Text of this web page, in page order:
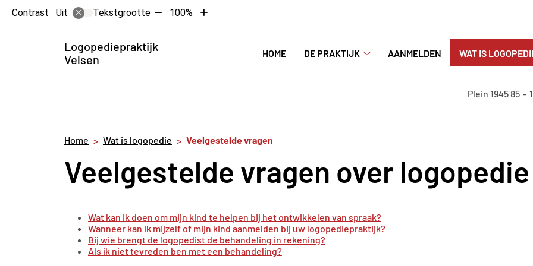
Contrast Uit Tekstgrootte Tekst
10%
100%
Tekst
Logopediepraktijk
Velsen
Hoofdmenu
HOME
DE PRAKTIJK
AANMELDEN
WAT IS
Plein 194585
Home Wat is logopedie Veelgestelde vragen
Veelgestelde vragen over logopedie
Wat kan ik doen om mijn kind te helpen bij het ontwikkelen van spraak?
Wanneer kan ik mijzelf of mijn kind aanmelden bij uw logopediepraktijk?
Bij wie brengt de logopedist de behandeling in rekening?
Als ik niet tevreden ben met een behandeling?